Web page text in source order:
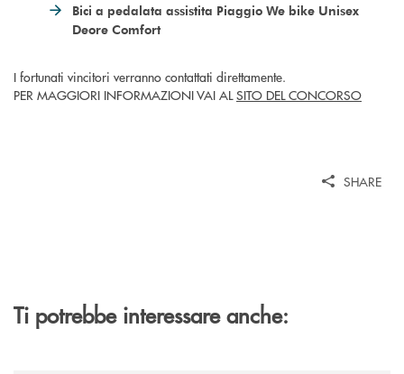
Bici a pedalata assistita Piaggio We bike Unisex
Deore Comfort
I fortunati vincitori verranno contattati direttamente.
PER MAGGIORI INFORMAZIONI VAI AL SITO DEL CONCORSO
SHARE
Ti potrebbe interessare anche: